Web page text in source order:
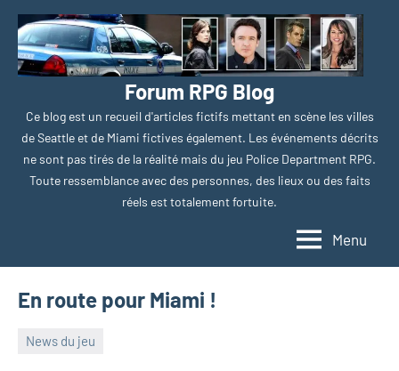
Aller
contenu
Forum RPG Blog
Ce blog est un recueil d'articles fictifs mettant en scène les villes
de Seattle et de Miami fictives également. Les événements décrits
ne sont pas tirés de la réalité mais du jeu Police Department RPG.
Toute ressemblance avec des personnes, des lieux ou des faits
réels est totalement fortuite.
Menu
En route pour Miami !
News du jeu